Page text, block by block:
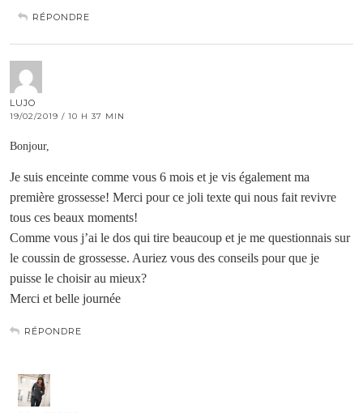
RÉPONDRE
LUJO
19/02/2019 / 10 H 37 MIN
Bonjour,
Je suis enceinte comme vous 6 mois et je vis également ma
première grossesse! Merci pour ce joli texte qui nous fait revivre
tous ces beaux moments!
Comme vous j’ai le dos qui tire beaucoup et je me questionnais sur
le coussin de grossesse. Auriez vous des conseils pour que je
puisse le choisir au mieux?
Merci et belle journée
RÉPONDRE